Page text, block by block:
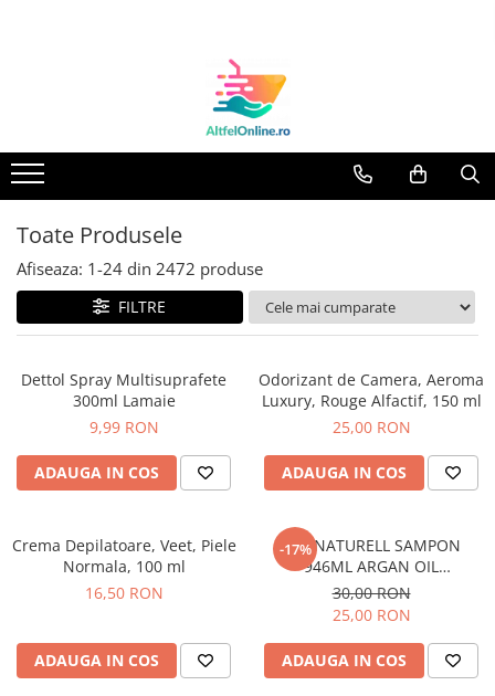
Produse Cosmetice Premium
Reducere 20% la achizitionarea a
minimum 3 produse identice
Oferte
Balsam Rufe
Odorizant Textile Spray
Perle Parfumate
Capsule si Tablete pentru Masina
Detergent Capsule
Detergent Lichid
Detergent Pudra Manual
Inalbitor Rufe
Intretinere Masina de Spalat Rufe
Toate Produsele
Afiseaza: 1-24 din 2472 produse
FILTRE
Dettol Spray Multisuprafete
300ml Lamaie
9,99 RON
ADAUGA IN COS
Odorizant de Camera, Aeroma
Luxury, Rouge Alfactif, 150 ml
25,00 RON
ADAUGA IN COS
Crema Depilatoare, Veet, Piele
Normala, 100 ml
16,50 RON
ADAUGA IN COS
-17%
BIO NATURELL SAMPON
946ML ARGAN OIL
&COLLAGEN
30,00 RON
25,00 RON
ADAUGA IN COS